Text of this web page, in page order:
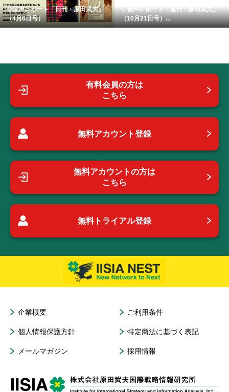
◇音声レポート「日刊・原田武夫」
（4月6日号）
◇音声レポート「週刊・原田武夫」
（10月21日号）...
有料会員の方は
こちら
無料アカウント登録
無料アカウントの方は
こちら
無料トライアル登録
企業概要 ご利用条件
個人情報保護方針 特定商法に基づく表記
メールマガジン 採用情報